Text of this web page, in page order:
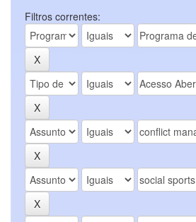
Filtros correntes: